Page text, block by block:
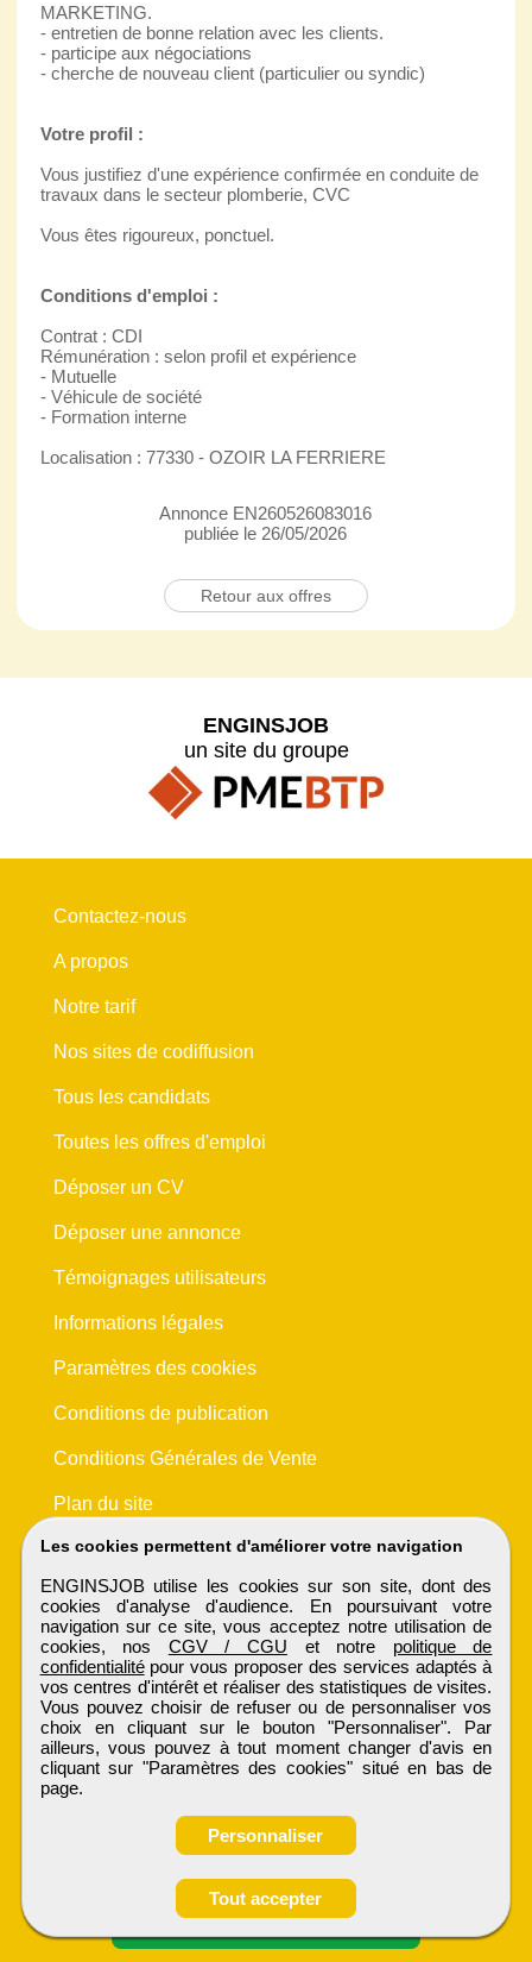
Candidature spontanée
MARKETING.
- entretien de bonne relation avec les clients.
- participe aux négociations
- cherche de nouveau client (particulier ou syndic)
Votre profil :
Vous justifiez d'une expérience confirmée en conduite de
travaux dans le secteur plomberie, CVC
Vous êtes rigoureux, ponctuel.
Conditions d'emploi :
Contrat : CDI
Rémunération : selon profil et expérience
- Mutuelle
- Véhicule de société
- Formation interne
Localisation : 77330 - OZOIR LA FERRIERE
Annonce EN260526083016
publiée le 26/05/2026
Retour aux offres
Les cookies permettent d'améliorer votre navigation
ENGINSJOB utilise les cookies sur son site, dont des
cookies d'analyse d'audience. En poursuivant votre
navigation sur ce site, vous acceptez notre utilisation de
cookies, nos CGV / CGU et notre politique de
confidentialitépour vous proposer des services adaptés à
vos centres d'intérêt et réaliser des statistiques de visites.
Vous pouvez choisir de refuser ou de personnaliser vos
choix en cliquant sur le bouton "Personnaliser". Par
ailleurs, vous pouvez à tout moment changer d'avis en
cliquant sur "Paramètres des cookies" situé en bas de
page.
Personnaliser
Tout accepter
ENGINSJOB
un site du groupe
Contactez-nous
A propos
Notre tarif
Nos sites de codiffusion
Tous les candidats
Toutes les offres d'emploi
Déposer un CV
Déposer une annonce
Témoignages utilisateurs
Informations légales
Paramètres des cookies
Conditions de publication
Conditions Générales de Vente
Plan du site
ENGINSJOB
Tous droits réservés © 1999 - 2026